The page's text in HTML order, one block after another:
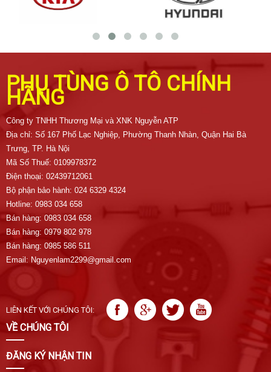
PHỤ TÙNG Ô TÔ CHÍNH
HÃNG
Công ty TNHH Thương Mại và XNK Nguyễn ATP
Địa chỉ: Số 167 Phố Lạc Nghiệp, Phường Thanh Nhàn, Quận Hai Bà
Trưng, TP. Hà Nội
Mã Số Thuế: 0109978372
Điện thoại: 02439712061
Bộ phận bảo hành: 024 6329 4324
Hotline: 0983 034 658
Bán hàng: 0983 034 658
Bán hàng: 0979 802 978
Bán hàng: 0985 586 511
Email: Nguyenlam2299@gmail.com
LIÊN KẾT VỚI CHÚNG TÔI:
VỀ CHÚNG TÔI
ĐĂNG KÝ NHẬN TIN